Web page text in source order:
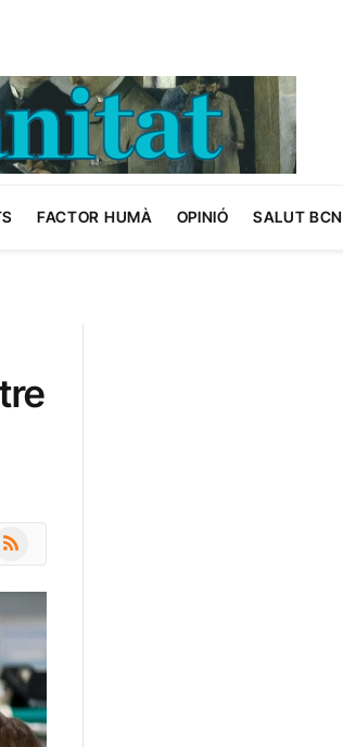
FACTOR HUMÀ OPINIÓ SALUT BCN
RSS